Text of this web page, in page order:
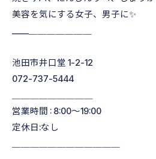
美容を気にする女子、男子に✨
池田市井口堂 1-2-12
072-737-5444
営業時間 : 8:00〜19:00
定休日:なし